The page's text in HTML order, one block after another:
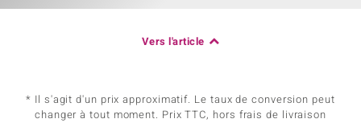
Vers l'article
* Il s'agit d'un prix approximatif. Le taux de conversion peut
changer à tout moment. Prix TTC, hors frais de livraison